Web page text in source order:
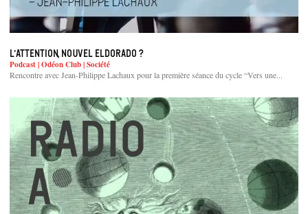
L’attention, nouvel eldorado ?
Podcast | Odéon Club | Société
Rencontre avec Jean-Philippe Lachaux pour la première séance du cycle “Vers une...